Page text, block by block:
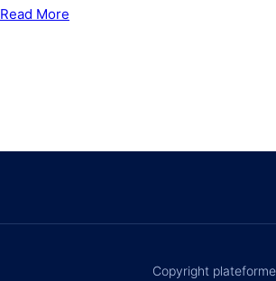
Read More
Copyright